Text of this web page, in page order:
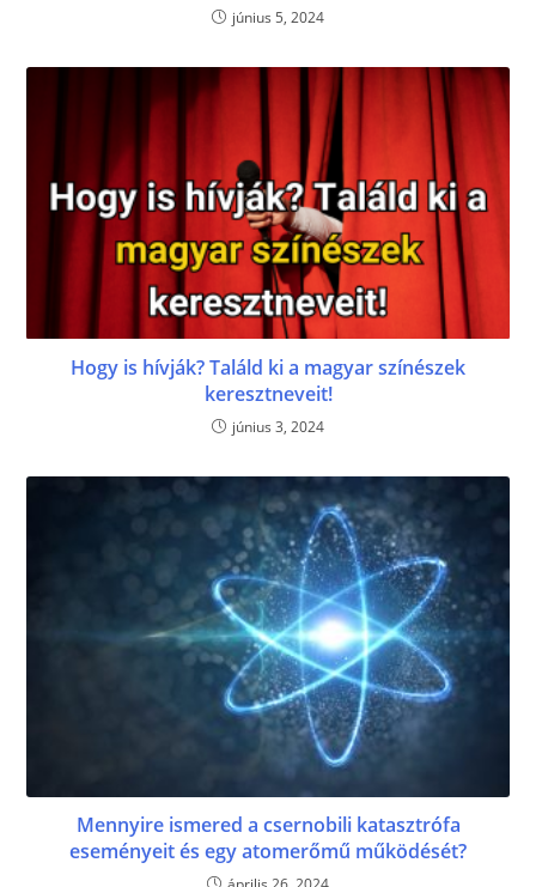
június 5, 2024
Hogy is hívják? Találd ki a magyar színészek
keresztneveit!
június 3, 2024
Mennyire ismered a csernobili katasztrófa
eseményeit és egy atomerőmű működését?